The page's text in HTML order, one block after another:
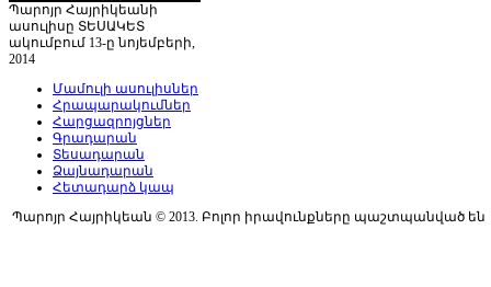
Պարոյր Հայրիկեանի
ասուլիսը ՏԵՍԱԿԵՏ
ակումբում 13-ը նոյեմբերի,
2014
Մամուլի ասուլիսներ
Հրապարակումներ
Հարցազրոյցներ
Գրադարան
Տեսադարան
Ձայնադարան
Հետադարձ կապ
Պարոյր Հայրիկեան © 2013. Բոլոր իրավունքները պաշտպանված են